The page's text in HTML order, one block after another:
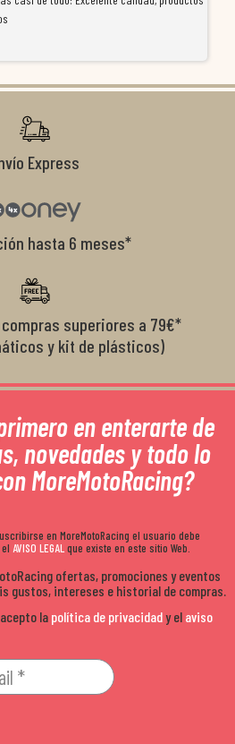
Express
hasta 6 meses*
superiores a 79€*
y kit de plásticos)
en enterarte de
novedades y todo lo
MoreMotoRacing?
en MoreMotoRacing el usuario debe
AVISO LEGALque existe en este sitio Web.
ofertas, promociones y eventos
gustos, intereses e historial de compras.
la política de privacidady el aviso